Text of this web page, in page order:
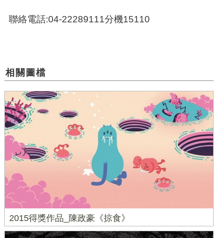
聯絡電話:04-22289111分機15110
相關圖檔
2015得獎作品_陳政豪《掠食》